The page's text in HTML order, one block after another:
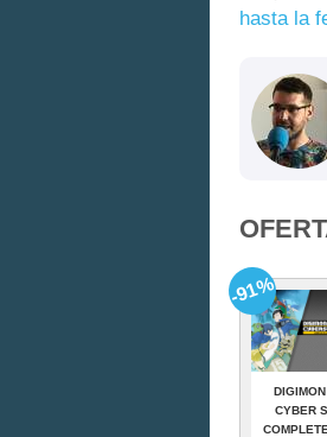
hasta la
CYBER
-91%